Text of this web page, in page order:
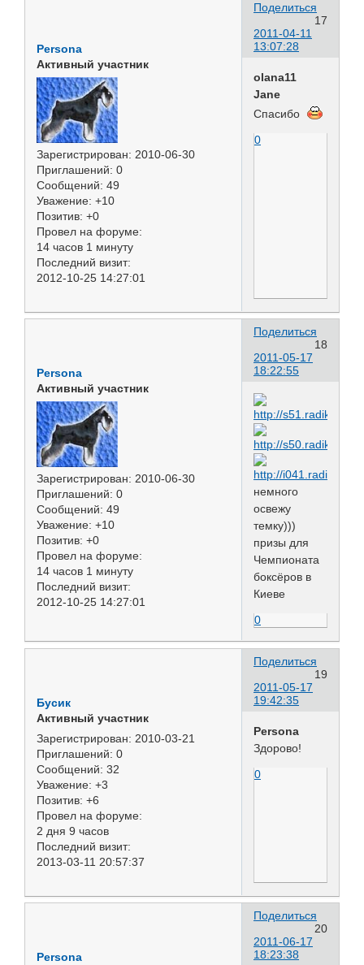
Поделиться
17
2011-04-11
13:07:28
Persona
Активный участник
Зарегистрирован: 2010-06-30
Приглашений: 0
Сообщений: 49
Уважение: +10
Позитив: +0
Провел на форуме:
14 часов 1 минуту
Последний визит:
2012-10-25 14:27:01
olana11
Jane
Спасибо
0
Поделиться
18
2011-05-17
18:22:55
Persona
Активный участник
Зарегистрирован: 2010-06-30
Приглашений: 0
Сообщений: 49
Уважение: +10
Позитив: +0
Провел на форуме:
14 часов 1 минуту
Последний визит:
2012-10-25 14:27:01
немного
освежу
темку)))
призы для
Чемпионата
боксёров в
Киеве
0
Поделиться
19
2011-05-17
19:42:35
Бусик
Активный участник
Зарегистрирован: 2010-03-21
Приглашений: 0
Сообщений: 32
Уважение: +3
Позитив: +6
Провел на форуме:
2 дня 9 часов
Последний визит:
2013-03-11 20:57:37
Persona
Здорово!
0
Поделиться
20
2011-06-17
18:23:38
Persona